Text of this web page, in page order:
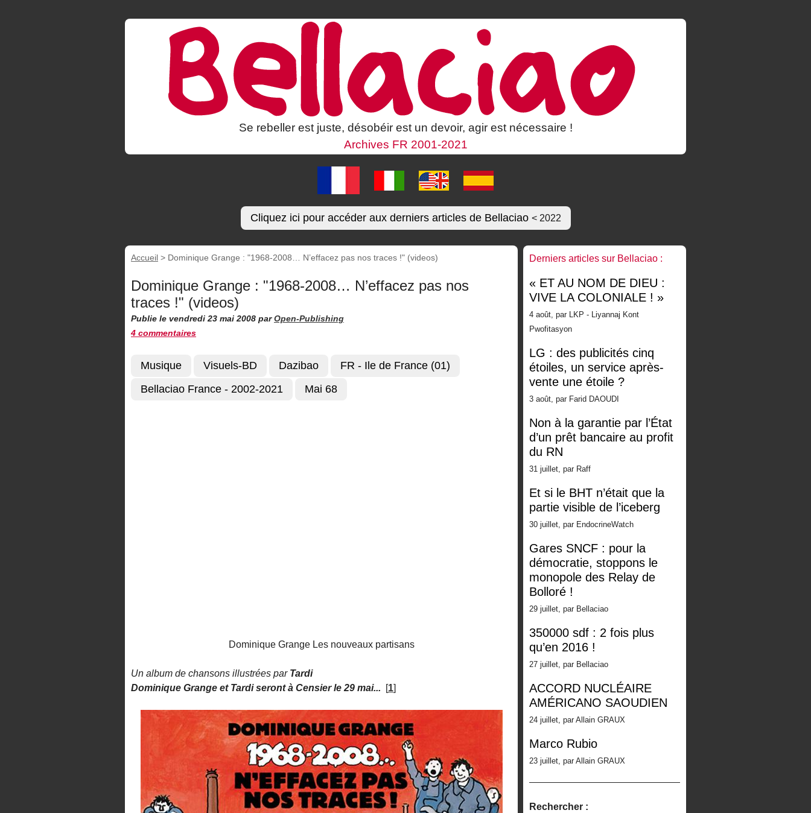
Se rebeller est juste, désobéir est un devoir, agir est nécessaire !
Archives FR 2001-2021
Cliquez ici pour accéder aux derniers articles de Bellaciao < 2022
Accueil > Dominique Grange : "1968-2008… N’effacez pas nos traces !" (videos)
Dominique Grange : "1968-2008… N’effacez pas nos
traces !" (videos)
Publie le vendredi 23 mai 2008 parOpen-Publishing
4 commentaires
Musique Visuels-BD Dazibao
FR - Ile de France (01)
Bellaciao France - 2002-2021
Mai 68
Dominique Grange Les nouveaux partisans
Un album de chansons illustrées par Tardi
Dominique Grange et Tardi seront à Censier le 29 mai...
[1]
Derniers articles sur Bellaciao :
« ET AU NOM DE DIEU :
VIVE LA COLONIALE ! »
4 août, par LKP - Liyannaj Kont
Pwofitasyon
LG : des publicités cinq
étoiles, un service après-
vente une étoile ?
3 août, par Farid DAOUDI
Non à la garantie par l’État
d’un prêt bancaire au profit
du RN
31 juillet, par Raff
Et si le BHT n’était que la
partie visible de l’iceberg
30 juillet, par EndocrineWatch
Gares SNCF : pour la
démocratie, stoppons le
monopole des Relay de
Bolloré !
29 juillet, par Bellaciao
350000 sdf : 2 fois plus
qu’en 2016 !
27 juillet, par Bellaciao
ACCORD NUCLÉAIRE
AMÉRICANO SAOUDIEN
24 juillet, par Allain GRAUX
Marco Rubio
23 juillet, par Allain GRAUX
Rechercher :